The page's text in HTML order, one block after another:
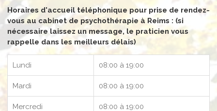
Horaires d'accueil téléphonique pour prise de rendez-
vous au cabinet de psychothérapie à Reims : (si
nécessaire laissez un message, le praticien vous
rappelle dans les meilleurs délais)
Lundi 08:00 à 19:00
Mardi 08:00 à 19:00
Mercredi 08:00 à 19:00